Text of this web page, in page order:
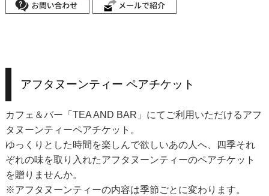
アフタヌーンティー ペアチケット
カフェ＆バー「TEA AND BAR」にてご利用いただけるアフ
タヌーンティーペアチケット。
ゆっくりとした時間を楽しんで欲しいあの人へ、四季それ
ぞれの味を取り入れたアフタヌーンティーのペアチケット
を贈りませんか。
※アフタヌーンティーの内容は季節ごとに変わります。